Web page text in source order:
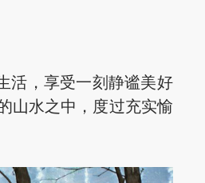
，享受一刻静谧美好
山水之中，度过充实愉